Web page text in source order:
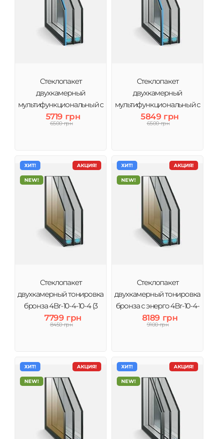
Стеклопакет
двухкамерный
мультифункциональный с
энерго 4MG-10-4-10-4i (3
стекла) Виконт
5719 грн
6500 грн
Стеклопакет
двухкамерный
мультифункциональный с
энерго и аргоном 4MG-10-
4-10Ar-4і (3 стекла) Виконт
5849 грн
6500 грн
АКЦИЯ!
ХИТ!
NEW!
Стеклопакет
двухкамерный тонировка
бронза 4Br-10-4-10-4 (3
стекла) Виконт
7799 грн
8450 грн
АКЦИЯ!
ХИТ!
NEW!
Стеклопакет
двухкамерный тонировка
бронза с энерго 4Br-10-4-
10-4і (3 стекла) Виконт
8189 грн
9100 грн
АКЦИЯ!
ХИТ!
NEW!
АКЦИЯ!
ХИТ!
NEW!